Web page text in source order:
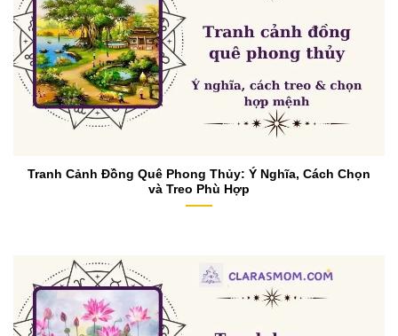
Tranh Cảnh Đồng Quê Phong Thủy: Ý Nghĩa, Cách Chọn
và Treo Phù Hợp